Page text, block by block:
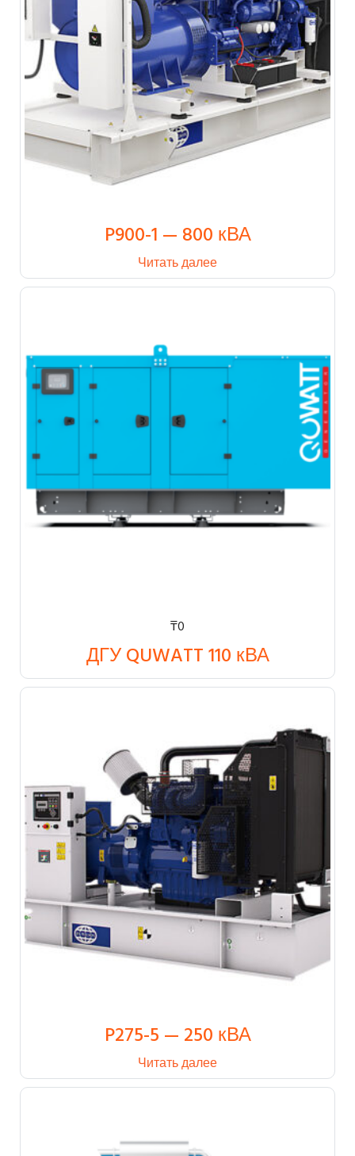
P900-1 — 800 кВА
Читать далее
₸0
ДГУ QUWATT 110 кВА
P275-5 — 250 кВА
Читать далее